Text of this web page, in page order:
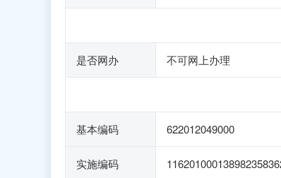
是否网办 不可网上办理
基本编码 622012049000
实施编码